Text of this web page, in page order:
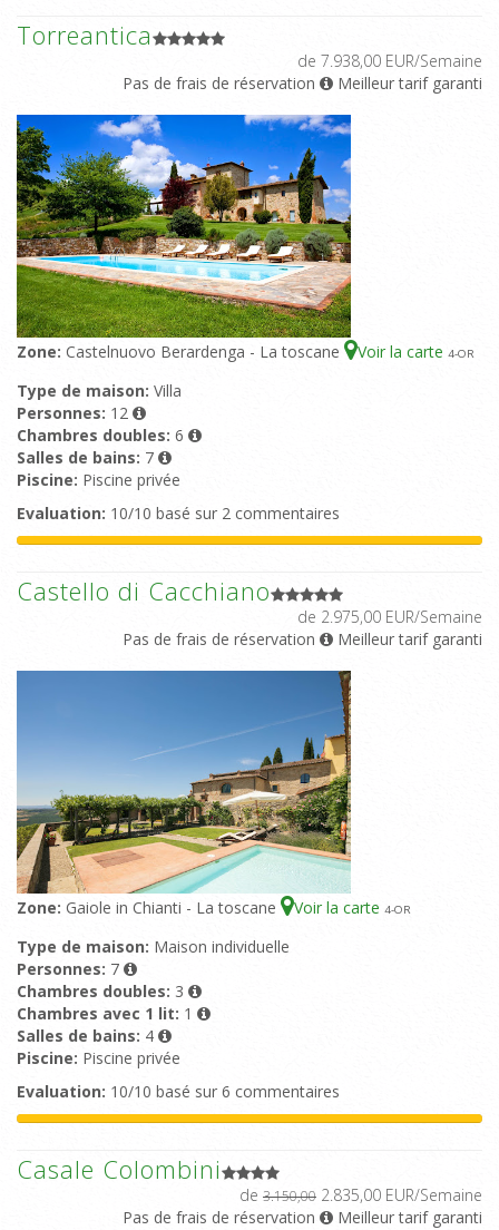
Torreantica
de 7.938,00 EUR/Semaine
Pas de frais de réservation
Meilleur tarif garanti
Zone: Castelnuovo Berardenga - La toscane Voir la carte 4-OR
Type de maison: Villa
Personnes: 12
Chambres doubles: 6
Salles de bains: 7
Piscine: Piscine privée
Evaluation: 10/10 basé sur 2 commentaires
Castello di Cacchiano
de 2.975,00 EUR/Semaine
Pas de frais de réservation
Meilleur tarif garanti
Zone: Gaiole in Chianti - La toscane Voir la carte 4-OR
Type de maison: Maison individuelle
Personnes: 7
Chambres doubles: 3
Chambres avec 1 lit: 1
Salles de bains: 4
Piscine: Piscine privée
Evaluation: 10/10 basé sur 6 commentaires
Casale Colombini
de 3.150,00 2.835,00 EUR/Semaine
Pas de frais de réservation
Meilleur tarif garanti